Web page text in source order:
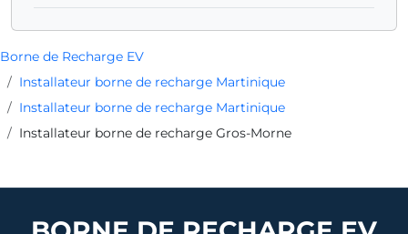
Borne de Recharge EV
Installateur borne de recharge Martinique
Installateur borne de recharge Martinique
Installateur borne de recharge Gros-Morne